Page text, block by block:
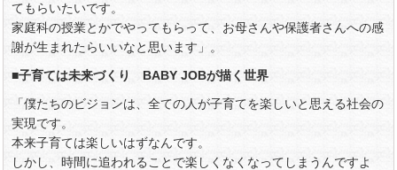
てもらいたいです。
家庭科の授業とかでやってもらって、お母さんや保護者さんへの感
謝が生まれたらいいなと思います」。
■子育ては未来づくり BABY JOBが描く世界
「僕たちのビジョンは、全ての人が子育てを楽しいと思える社会の
実現です。
本来子育ては楽しいはずなんです。
しかし、時間に追われることで楽しくなくなってしまうんですよ